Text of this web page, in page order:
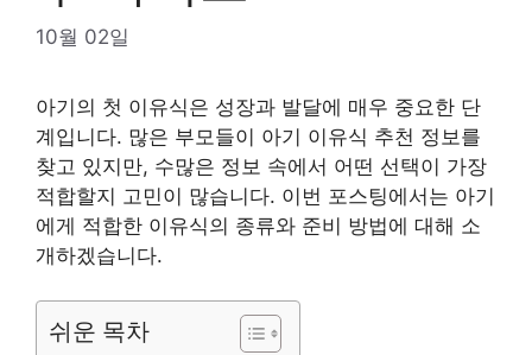
10월 02일
아기의 첫 이유식은 성장과 발달에 매우 중요한 단
계입니다. 많은 부모들이 아기 이유식 추천 정보를
찾고 있지만, 수많은 정보 속에서 어떤 선택이 가장
적합할지 고민이 많습니다. 이번 포스팅에서는 아기
에게 적합한 이유식의 종류와 준비 방법에 대해 소
개하겠습니다.
쉬운 목차